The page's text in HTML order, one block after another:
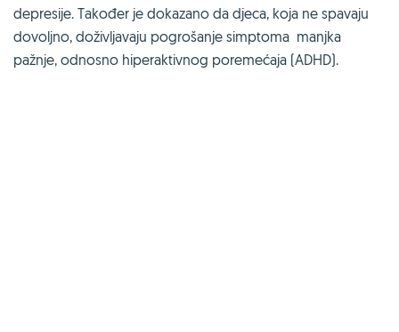
depresije. Također je dokazano da djeca, koja ne spavaju
dovoljno, doživljavaju pogrošanje simptoma manjka
pažnje, odnosno hiperaktivnog poremećaja (ADHD).